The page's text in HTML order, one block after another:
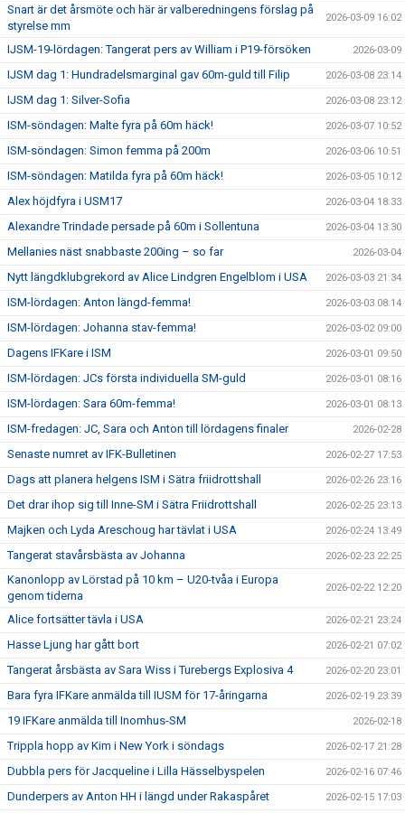
Snart är det årsmöte och här är valberedningens förslag på
styrelse mm
2026-03-09 16:02
IJSM-19-lördagen: Tangerat pers av William i P19-försöken 2026-03-09
IJSM dag 1: Hundradelsmarginal gav 60m-guld till Filip 2026-03-08 23:14
IJSM dag 1: Silver-Sofia 2026-03-08 23:12
ISM-söndagen: Malte fyra på 60m häck! 2026-03-07 10:52
ISM-söndagen: Simon femma på 200m 2026-03-06 10:51
ISM-söndagen: Matilda fyra på 60m häck! 2026-03-05 10:12
Alex höjdfyra i USM17 2026-03-04 18:33
Alexandre Trindade persade på 60m i Sollentuna 2026-03-04 13:30
Mellanies näst snabbaste 200ing – so far 2026-03-04
Nytt längdklubgrekord av Alice Lindgren Engelblom i USA 2026-03-03 21:34
ISM-lördagen: Anton längd-femma! 2026-03-03 08:14
ISM-lördagen: Johanna stav-femma! 2026-03-02 09:00
Dagens IFKare i ISM 2026-03-01 09:50
ISM-lördagen: JCs första individuella SM-guld 2026-03-01 08:16
ISM-lördagen: Sara 60m-femma! 2026-03-01 08:13
ISM-fredagen: JC, Sara och Anton till lördagens finaler 2026-02-28
Senaste numret av IFK-Bulletinen 2026-02-27 17:53
Dags att planera helgens ISM i Sätra friidrottshall 2026-02-26 23:16
Det drar ihop sig till Inne-SM i Sätra Friidrottshall 2026-02-25 23:13
Majken och Lyda Areschoug har tävlat i USA 2026-02-24 13:49
Tangerat stavårsbästa av Johanna 2026-02-23 22:25
Kanonlopp av Lörstad på 10 km – U20-tvåa i Europa
genom tiderna
2026-02-22 12:20
Alice fortsätter tävla i USA 2026-02-21 23:24
Hasse Ljung har gått bort 2026-02-21 07:02
Tangerat årsbästa av Sara Wiss i Turebergs Explosiva 4 2026-02-20 23:01
Bara fyra IFKare anmälda till IUSM för 17-åringarna 2026-02-19 23:39
19 IFKare anmälda till Inomhus-SM 2026-02-18
Trippla hopp av Kim i New York i söndags 2026-02-17 21:28
Dubbla pers för Jacqueline i Lilla Hässelbyspelen 2026-02-16 07:46
Dunderpers av Anton HH i längd under Rakaspåret 2026-02-15 17:03